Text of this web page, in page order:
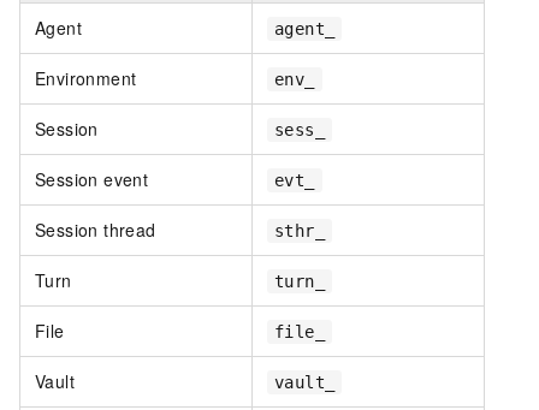
Agent agent_
Environment env_
Session sess_
Session event evt_
Session thread sthr_
Turn turn_
File file_
Vault vault_